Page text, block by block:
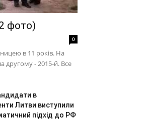
фото)
0
в 11 років. На
другому - 2015-й. Все
в
Литви виступили
підхід до РФ